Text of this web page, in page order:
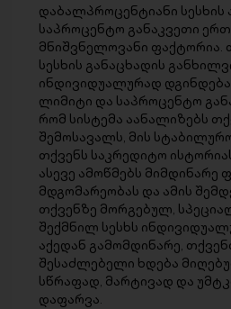
დაბალპროცენტიანი სესხის
საპროცენტო განაკვეთი
მნიშვნელოვანი ფაქტორია.
სესხის განაცხადის
ინდივიდუალურად
ლიმიტი და საპროცენტო
რომ სისტემა აანალიზებს
შემოსავალს, მის
თქვენს საკრედიტო
ასევე ამოწმებს მიმდინარე
მდგომარეობას და ამის
თქვენზე მორგებულ,
შექმნილ სესხს
აქედან გამომდინარე,
შესაძლებელი ხდება
სწრაფად, მარტივად და
დაფარვა.